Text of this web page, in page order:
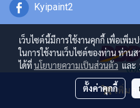
เพิ่มล
Kyipaint2
Copyright 2024
เว็บไซต์นี้มีการใช้งานคุกกี้ เพื่อเพิ่
ในการใช้งานเว็บไซต์ของท่าน ท่าน
ได้ที่นโยบายความเป็นส่วนตัว และ
ตั้งค่าคุกกี้